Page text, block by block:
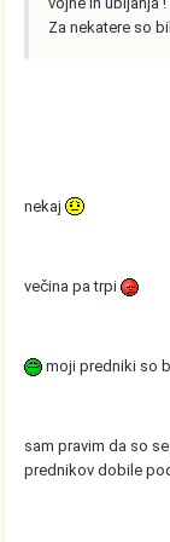
Za nekatere so
nekaj
večina pa trpi
moji predniki so
sam pravim da so
prednikov dobile